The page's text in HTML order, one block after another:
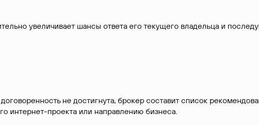
увеличивает шансы ответа его текущего владельца и
не достигнута, брокер составит список
интернет-проекта или направлению бизнеса.